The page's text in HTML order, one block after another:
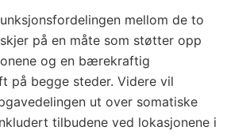
mellom de to
på en måte som støtter opp
og en bærekraftig
på begge steder. Videre vil
ut over somatiske
tilbudene ved lokasjonene i